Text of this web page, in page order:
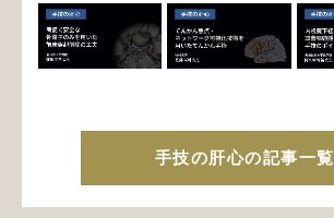
手技の肝心の記事一覧